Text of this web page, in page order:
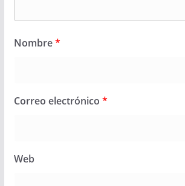
Nombre*
Correo electrónico *
Web